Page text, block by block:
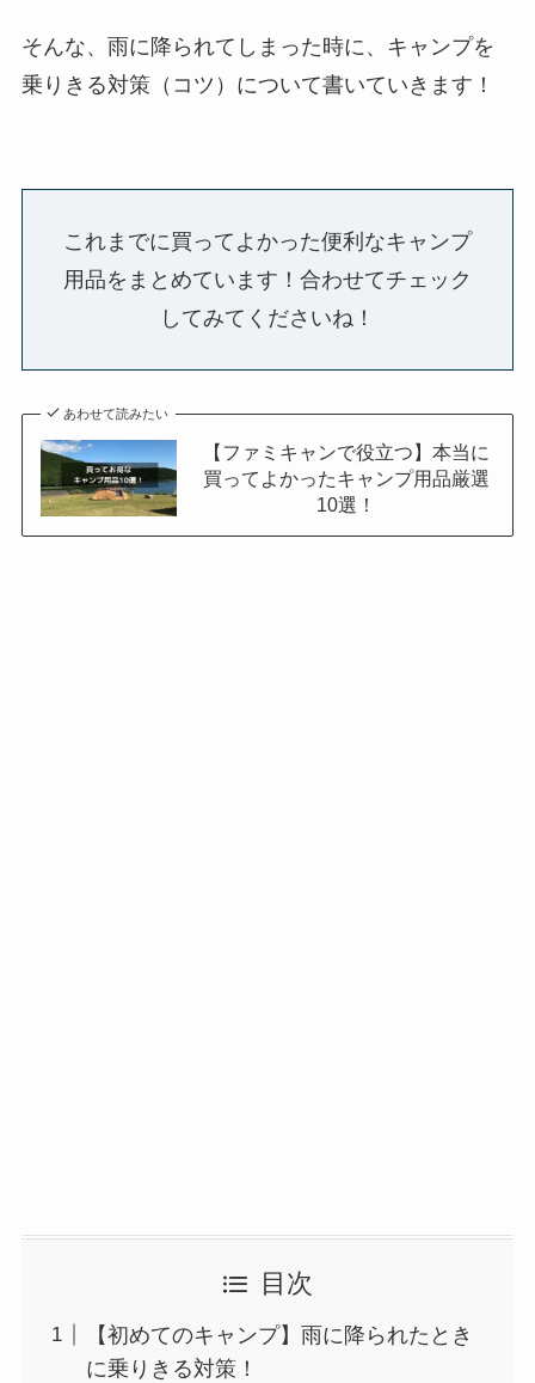
そんな、雨に降られてしまった時に、キャンプを
乗りきる対策（コツ）について書いていきます！
これまでに買ってよかった便利なキャンプ
用品をまとめています！合わせてチェック
してみてくださいね！
あわせて読みたい
【ファミキャンで役立つ】本当に
買ってよかったキャンプ用品厳選
10選！
目次
【初めてのキャンプ】雨に降られたとき
に乗りきる対策！